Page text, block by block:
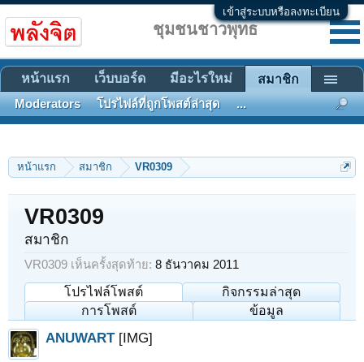
เข้าสู่ระบบหรือลงทะเบียน
หน้าแรก สมาชิก VR0309
VR0309
สมาชิก
VR0309 เห็นครั้งสุดท้าย: 8 ธันวาคม 2011
โปรไฟล์โพสต์
กิจกรรมล่าสุด
การโพสต์
ข้อมูล
ANUWART [IMG]
ชุมชนชาวพุทธ
หน้าแรก เว็บบอร์ด มีอะไรใหม่ สมาชิก
Moderators โปรไฟล์ที่ถูกโพสต์ล่าสุด ...